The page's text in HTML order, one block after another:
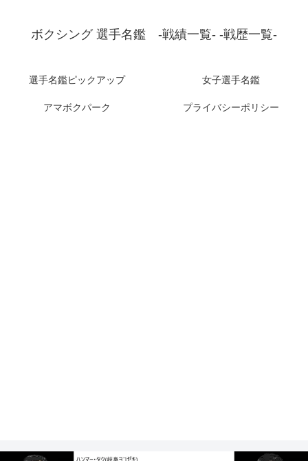
ボクシング 選手名鑑 -戦績一覧- -戦歴一覧-
選手名鑑ピックアップ 女子選手名鑑
アマボクパーク プライバシーポリシー